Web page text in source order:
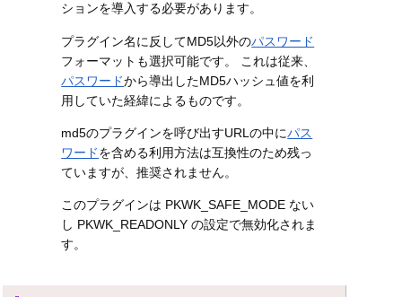
ションを導入する必要があります。
プラグイン名に反してMD5以外のパスワード
フォーマットも選択可能です。 これは従来、
パスワードから導出したMD5ハッシュ値を利
用していた経緯によるものです。
md5のプラグインを呼び出すURLの中にパス
ワードを含める利用方法は互換性のため残っ
ていますが、推奨されません。
このプラグインは PKWK_SAFE_MODE ない
し PKWK_READONLY の設定で無効化されま
す。